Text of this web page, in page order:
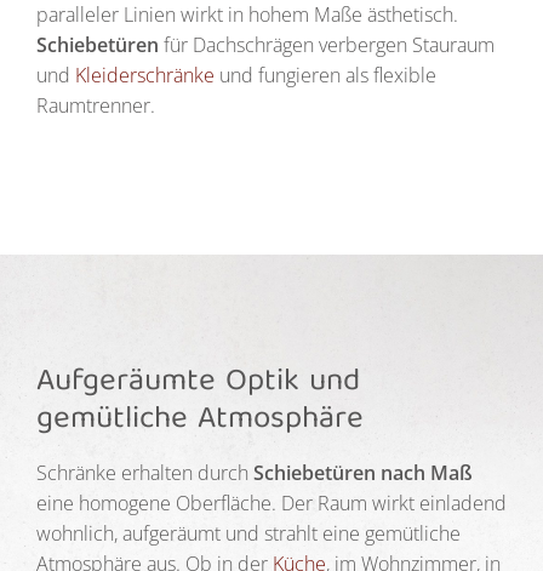
paralleler Linien wirkt in hohem Maße ästhetisch.
Schiebetüren für Dachschrägen verbergen Stauraum
und Kleiderschränke und fungieren als flexible
Raumtrenner.
Aufgeräumte Optik und
gemütliche Atmosphäre
Schränke erhalten durch Schiebetüren nach Maß
eine homogene Oberfläche. Der Raum wirkt einladend
wohnlich, aufgeräumt und strahlt eine gemütliche
Atmosphäre aus. Ob in der Küche, im Wohnzimmer, in